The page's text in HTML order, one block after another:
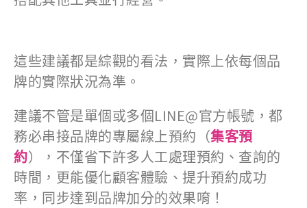
這些建議都是綜觀的看法，實際上依每個品
牌的實際狀況為準。
建議不管是單個或多個LINE@官方帳號，都
務必串接品牌的專屬線上預約（集客預
約），不僅省下許多人工處理預約、查詢的
時間，更能優化顧客體驗、提升預約成功
率，同步達到品牌加分的效果唷！​